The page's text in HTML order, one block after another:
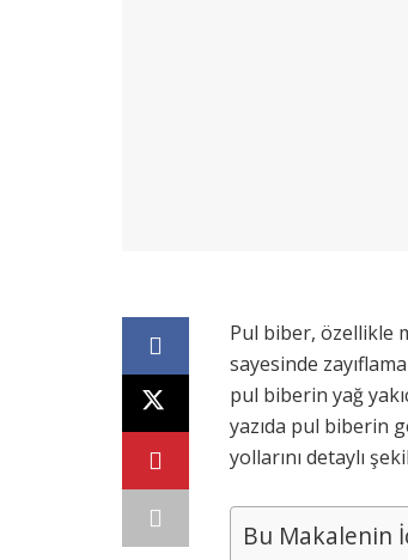
Pul biber, özellikle
sayesinde
pul biberin yağ
yazıda pul biberin
yollarını detaylı
Bu Makalenin